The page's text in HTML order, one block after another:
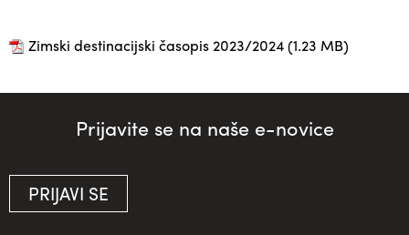
Zimski destinacijski časopis 2023/2024(1.23 MB)
Prijavite se na naše e-novice
PRIJAVI SE